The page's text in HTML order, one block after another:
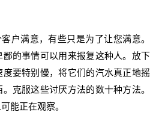
满意，有些只是为了让您满意。
的事情可以用来报复这种人。放下
要特别慢，将它们的汽水真正地摇
克服这些讨厌方法的数十种方法。
能正在观察。